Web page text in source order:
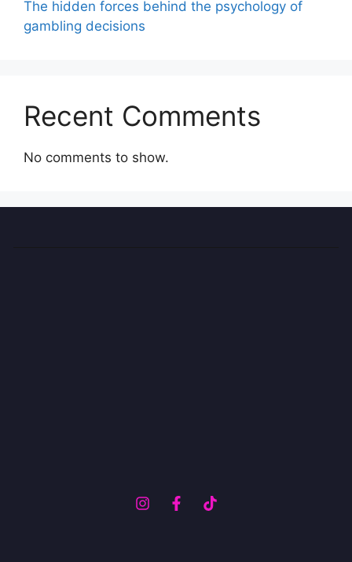
The hidden forces behind the psychology of
gambling decisions
Recent Comments
No comments to show.